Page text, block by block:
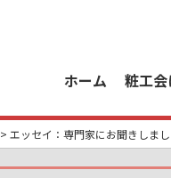
ホーム 粧工
> エッセイ：専門家にお聞きしま